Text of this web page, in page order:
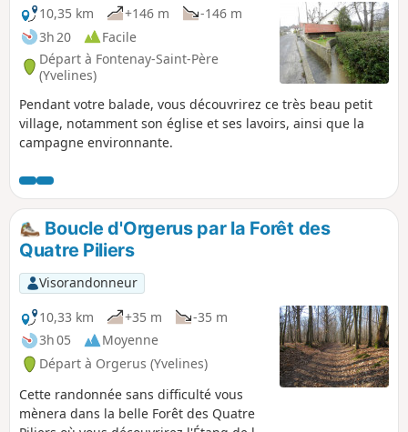
10,35 km
+146 m
-146 m
3h 20
Facile
Départ à Fontenay-Saint-Père
(Yvelines)
Pendant votre balade, vous découvrirez ce très beau petit
village, notamment son église et ses lavoirs, ainsi que la
campagne environnante.
Boucle d'Orgerus par la Forêt des
Quatre Piliers
Visorandonneur
10,33 km
+35 m
-35 m
3h 05
Moyenne
Départ à Orgerus (Yvelines)
Cette randonnée sans difficulté vous
mènera dans la belle Forêt des Quatre